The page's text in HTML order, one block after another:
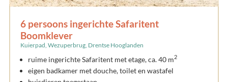
6 persoons ingerichte Safaritent
Boomklever
Kuierpad, Wezuperbrug, Drentse Hooglanden
ruime ingerichte Safaritent met etage, ca. 40 m2
eigen badkamer met douche, toilet en wastafel